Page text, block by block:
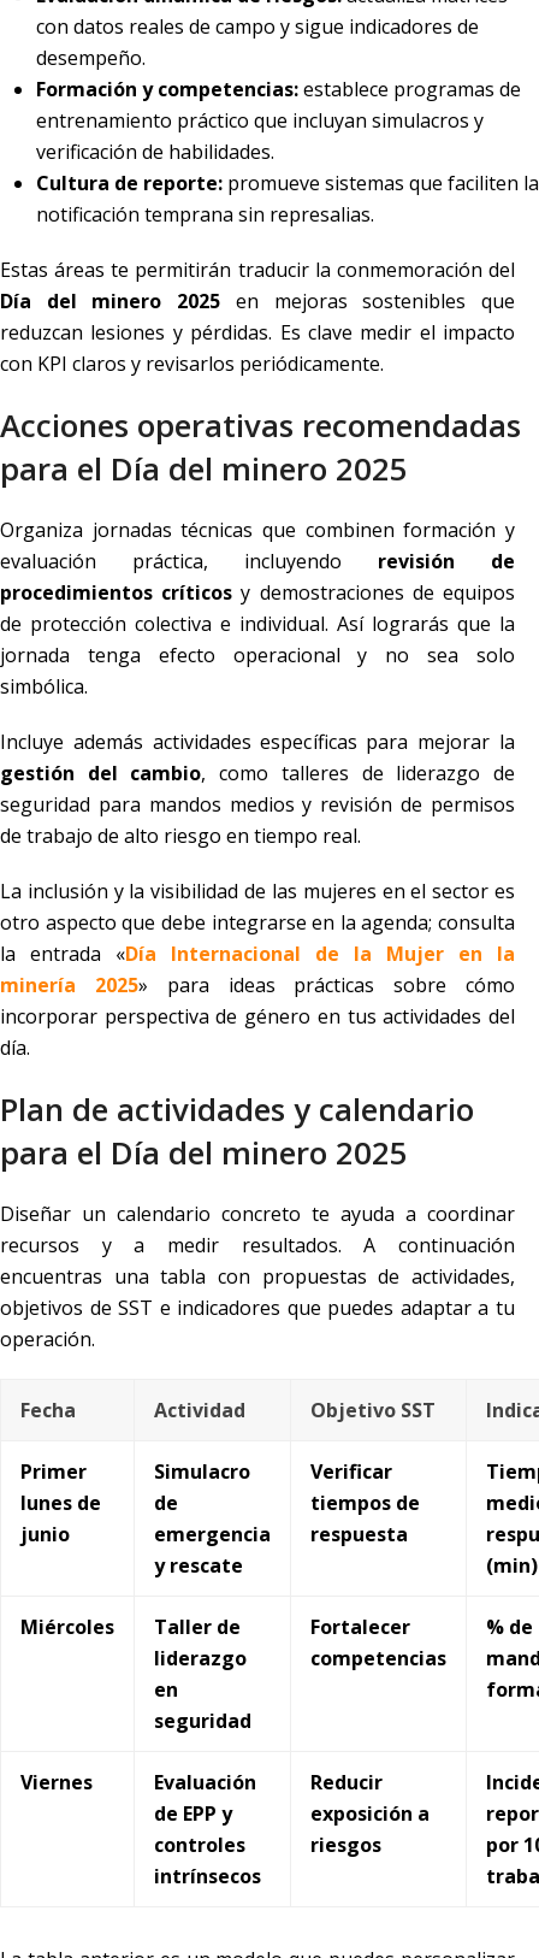
con datos reales de campo y sigue indicadores de
desempeño.
Formación y competencias:establece programas de
entrenamiento práctico que incluyan simulacros y
verificación de habilidades.
Cultura de reporte: promueve sistemas que faciliten la
notificación temprana sin represalias.
Estas áreas te permitirán traducir la conmemoración del
Día del minero 2025 en mejoras sostenibles que
reduzcan lesiones y pérdidas. Es clave medir el impacto
con KPI claros y revisarlos periódicamente.
Acciones operativas recomendadas
para el Día del minero 2025
Organiza jornadas técnicas que combinen formación y
evaluación práctica, incluyendo revisión de
procedimientos críticos y demostraciones de equipos
de protección colectiva e individual. Así lograrás que la
jornada tenga efecto operacional y no sea solo
simbólica.
Incluye además actividades específicas para mejorar la
gestión del cambio, como talleres de liderazgo de
seguridad para mandos medios y revisión de permisos
de trabajo de alto riesgo en tiempo real.
La inclusión y la visibilidad de las mujeres en el sector es
otro aspecto que debe integrarse en la agenda; consulta
la entrada «Día Internacional de la Mujer en la
minería 2025» para ideas prácticas sobre cómo
incorporar perspectiva de género en tus actividades del
día.
Plan de actividades y calendario
para el Día del minero 2025
Diseñar un calendario concreto te ayuda a coordinar
recursos y a medir resultados. A continuación
encuentras una tabla con propuestas de actividades,
objetivos de SST e indicadores que puedes adaptar a tu
operación.
Fecha Actividad Objetivo SST
Primer
lunes de
junio
Simulacro
de
emergencia
y rescate
Verificar
tiempos de
respuesta
(min)
Miércoles
Taller de
liderazgo
en
seguridad
Fortalecer
competencias
% de
Viernes
Evaluación
de EPP y
controles
intrínsecos
Reducir
exposición a
riesgos
por